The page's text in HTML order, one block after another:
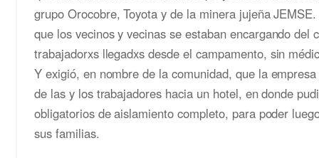
grupo Orocobre, Toyota y de la minera jujeña
que los vecinos y vecinas se estaban encargando del
trabajadorxs llegadxs desde el campamento, sin
Y exigió, en nombre de la comunidad, que la
de las y los trabajadores hacia un hotel, en donde
obligatorios de aislamiento completo, para poder
sus familias.